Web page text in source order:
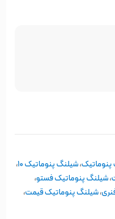
،شیلنگ پنوماتیک 10 ،
،شیلنگ پنوماتیک فستو،
،شیلنگ پنوماتیک قیمت،